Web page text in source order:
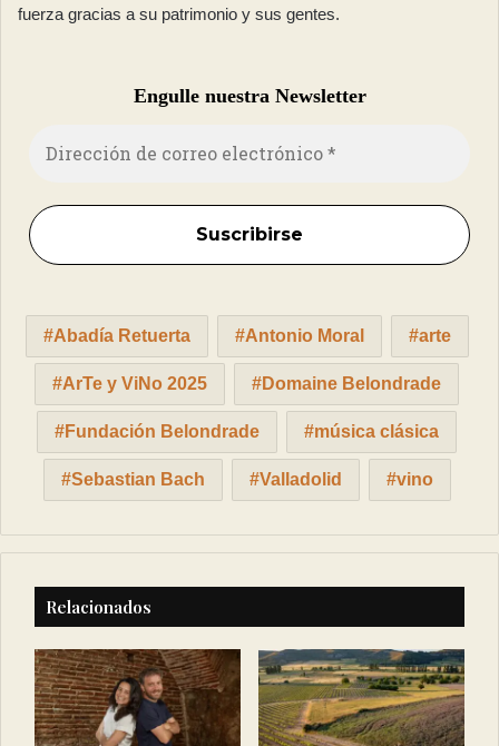
fuerza gracias a su patrimonio y sus gentes.
Engulle nuestra Newsletter
Abadía Retuerta Antonio Moral arte
ArTe y ViNo 2025 Domaine Belondrade
Fundación Belondrade música clásica
Sebastian Bach Valladolid vino
Relacionados